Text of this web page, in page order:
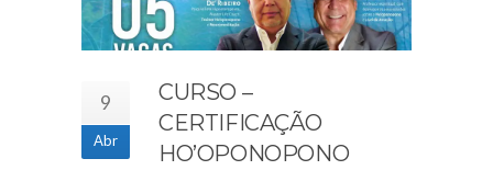
9
Abr
CURSO –
CERTIFICAÇÃO
HO’OPONOPONO